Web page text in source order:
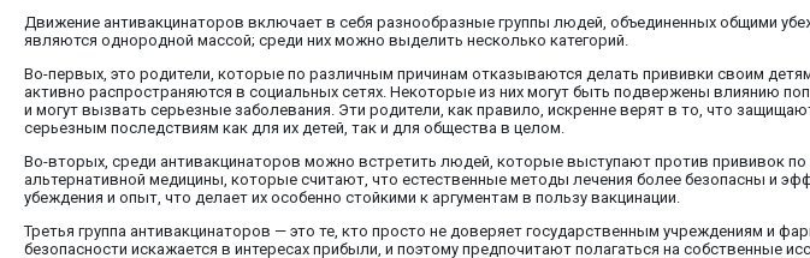
Движение антивакцинаторов включает в себя разнообразные группы людей, объединенных общими
являются однородной массой; среди них можно выделить несколько категорий.
Во-первых, это родители, которые по различным причинам отказываются делать прививки своим
активно распространяются в социальных сетях. Некоторые из них могут быть подвержены влиянию
и могут вызвать серьезные заболевания. Эти родители, как правило, искренне верят в то, что
серьезным последствиям как для их детей, так и для общества в целом.
Во-вторых, среди антивакцинаторов можно встретить людей, которые выступают против прививок
альтернативной медицины, которые считают, что естественные методы лечения более безопасны и
убеждения и опыт, что делает их особенно стойкими к аргументам в пользу вакцинации.
Третья группа антивакцинаторов — это те, кто просто не доверяет государственным учреждениям и
безопасности искажается в интересах прибыли, и поэтому предпочитают полагаться на собственные